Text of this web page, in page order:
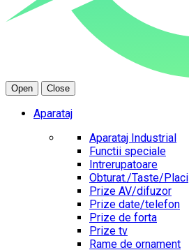
Open Close
Aparataj
Aparataj Industrial
Functii speciale
Intrerupatoare
Obturat./Taste/Placi
Prize AV/difuzor
Prize date/telefon
Prize de forta
Prize tv
Rame de ornament